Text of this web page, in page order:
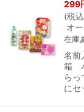
299
(税込
オ
在庫
名前
箱
らっ
にセ